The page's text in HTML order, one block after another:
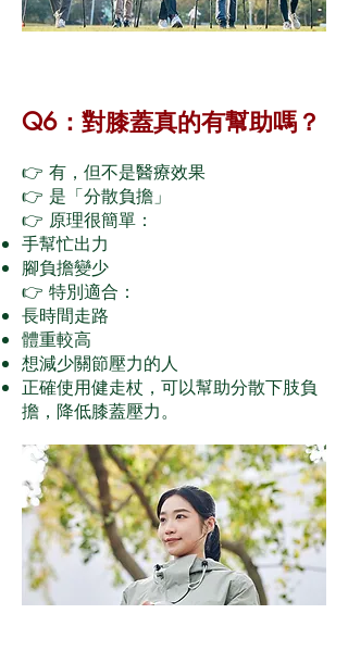
Q6：對膝蓋真的有幫助嗎？
👉 有，但不是醫療效果
👉 是「分散負擔」
👉 原理很簡單：
手幫忙出力
腳負擔變少
👉 特別適合：
長時間走路
體重較高
想減少關節壓力的人
正確使用健走杖，可以幫助分散下肢負
擔，降低膝蓋壓力。